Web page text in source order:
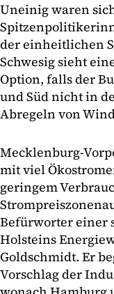
Uneinig waren
der einheitlichen
Schwesig sieht
Option, falls der
und Süd nicht in
Abregeln von
Mecklenburg-
mit viel
geringem
Befürworter einer
Holsteins
Goldschmidt. Er
Vorschlag der